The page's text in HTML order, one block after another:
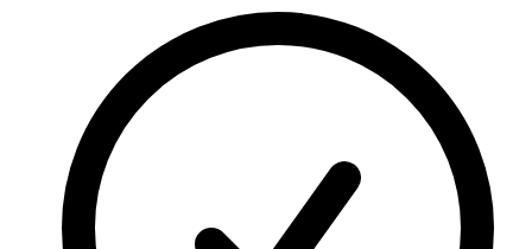
info@nordicmugs.com
+45 53 80 69 43
Om os
Annoncer
Begynd at sælge